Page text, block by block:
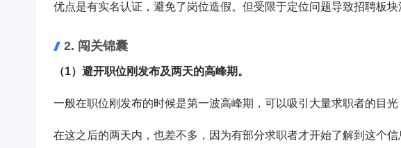
优点是有实名认证，避免了岗位造假。但受限于定位问题导致招聘板块
2. 闯关锦囊
（1）避开职位刚发布及两天的高峰期。
一般在职位刚发布的时候是第一波高峰期，可以吸引大量求职者的目光
在这之后的两天内，也差不多，因为有部分求职者才开始了解到这个